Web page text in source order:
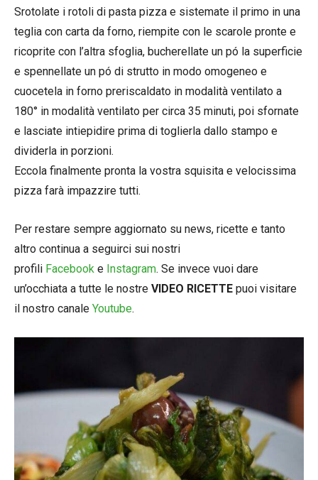
Srotolate i rotoli di pasta pizza e sistemate il primo in una
teglia con carta da forno, riempite con le scarole pronte e
ricoprite con l’altra sfoglia, bucherellate un pó la superficie
e spennellate un pó di strutto in modo omogeneo e
cuocetela in forno preriscaldato in modalità ventilato a
180° in modalità ventilato per circa 35 minuti, poi sfornate
e lasciate intiepidire prima di toglierla dallo stampo e
dividerla in porzioni.
Eccola finalmente pronta la vostra squisita e velocissima
pizza farà impazzire tutti.
Per restare sempre aggiornato su news, ricette e tanto
altro continua a seguirci sui nostri
profili Facebook e Instagram. Se invece vuoi dare
un’occhiata a tutte le nostre VIDEO RICETTE puoi visitare
il nostro canale Youtube.